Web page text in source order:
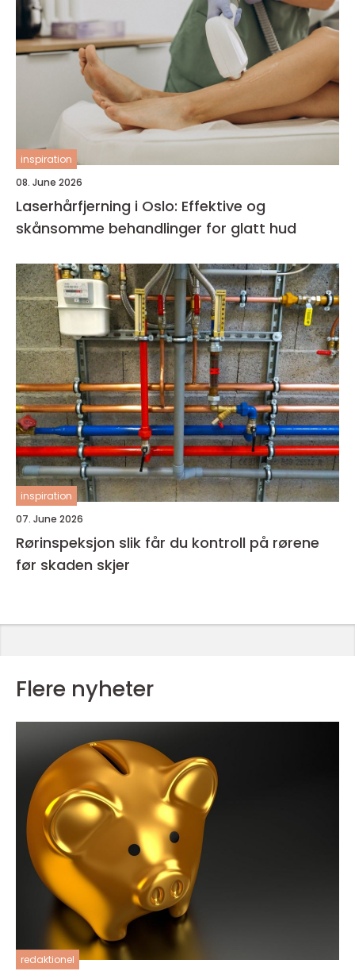
inspiration
08. June 2026
Laserhårfjerning i Oslo: Effektive og
skånsomme behandlinger for glatt hud
inspiration
07. June 2026
Rørinspeksjon slik får du kontroll på rørene
før skaden skjer
Flere nyheter
redaktionel